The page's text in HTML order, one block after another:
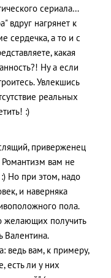
сериала…
вдруг нагрянет к
сердечка, а то и с
какая
Ну а если
Увлекшись
реальных
:)
приверженец
вам не
Но при этом, надо
и наверняка
пола.
желающих получить
Валентина.
ведь вам, к примеру,
есть ли у них